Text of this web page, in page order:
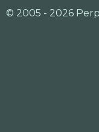
© 2005 - 2026